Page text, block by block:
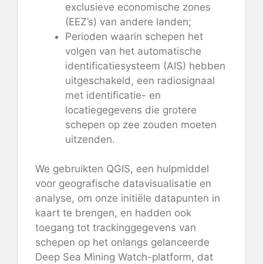
exclusieve economische zones
(EEZ’s) van andere landen;
Perioden waarin schepen het
volgen van het automatische
identificatiesysteem (AIS) hebben
uitgeschakeld, een radiosignaal
met identificatie- en
locatiegegevens die grotere
schepen op zee zouden moeten
uitzenden.
We gebruikten QGIS, een hulpmiddel
voor geografische datavisualisatie en
analyse, om onze initiële datapunten in
kaart te brengen, en hadden ook
toegang tot trackinggegevens van
schepen op het onlangs gelanceerde
Deep Sea Mining Watch-platform, dat